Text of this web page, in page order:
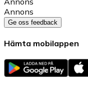
Annons
Ge oss feedback
Hämta mobilappen